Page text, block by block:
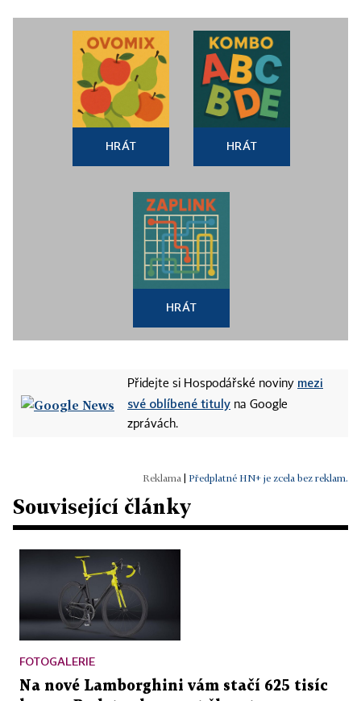
HRÁT HRÁT
HRÁT
Přidejte si Hospodářské noviny mezi
své oblíbené tituly na Google
zprávách.
Předplatné HN+ je zcela bez reklam.
Související články
FOTOGALERIE
Na nové Lamborghini vám stačí 625 tisíc